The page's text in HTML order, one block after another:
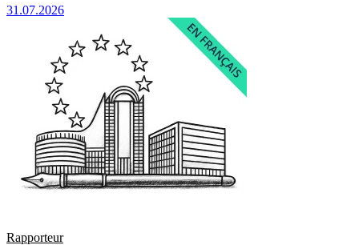
31.07.2026
Rapporteur